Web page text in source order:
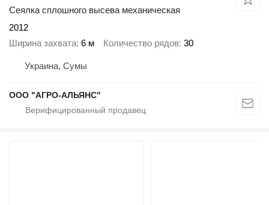
Сеялка сплошного высева механическая
2012
Ширина захвата 6 м Количество рядов 30
Украина, Сумы
ООО "АГРО-АЛЬЯНС"